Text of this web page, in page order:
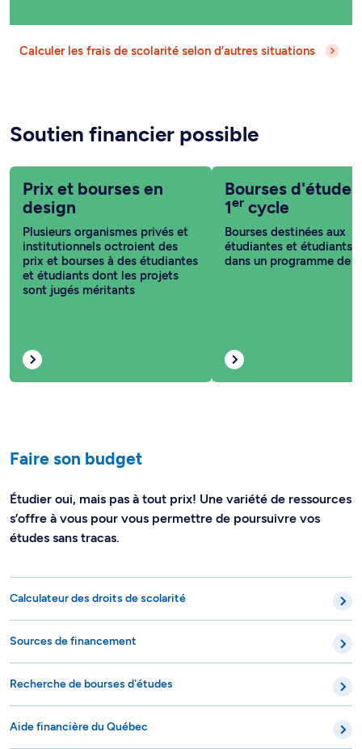
Calculer les frais de scolarité selon d’autres situations
Soutien financier possible
Prix et bourses en
design
Plusieurs organismes privés et
institutionnels octroient des
prix et bourses à des étudiantes
et étudiants dont les projets
sont jugés méritants
Bourses
1er cycle
Bourses destinées aux
étudiantes et étudiants
dans un programme de 1
Faire son budget
Étudier oui, mais pas à tout prix! Une variété de ressources
s’offre à vous pour vous permettre de poursuivre vos
études sans tracas.
Calculateur des droits de scolarité
Sources de financement
Recherche de bourses d'études
Aide financière du Québec